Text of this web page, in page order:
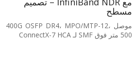
مسطح
موصل 400G OSFP DR4، MPO/MTP-12،
500 متر فوق SMF لـ ConnectX-7 HCA